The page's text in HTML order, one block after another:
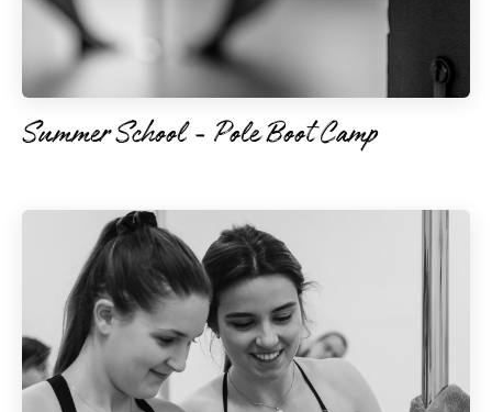
Summer School - Pole Boot Camp